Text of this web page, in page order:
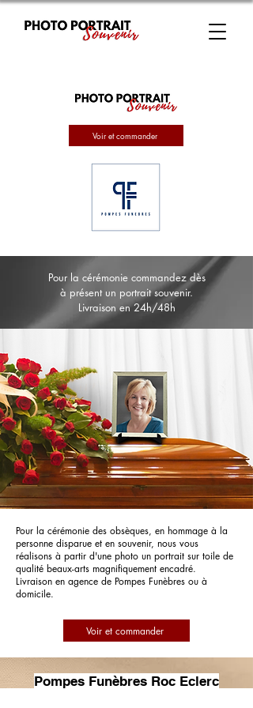
Voir et commander
Pour la cérémonie commandez dès
à présent un portrait souvenir.
Livraison en 24h/48h
Pour la cérémonie des obsèques, en hommage à la
personne disparue et en souvenir, nous vous
réalisons à partir d'une photo un portrait sur toile de
qualité beaux-arts magnifiquement encadré.
Livraison en agence de Pompes Funèbres ou à
domicile.
Voir et commander
Pompes Funèbres Roc Eclerc